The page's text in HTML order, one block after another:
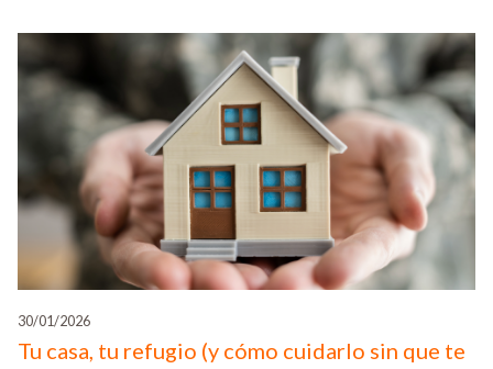
30/01/2026
Tu casa, tu refugio (y cómo cuidarlo sin que te